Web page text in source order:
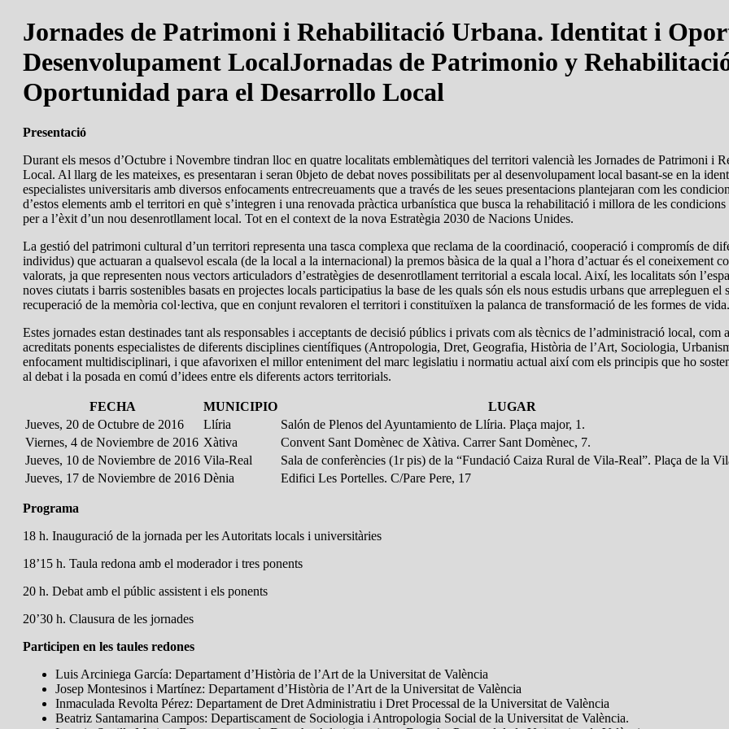
Jornades de Patrimoni i Rehabilitació Urbana. Identitat i
Desenvolupament LocalJornadas de Patrimonio y
Oportunidad para el Desarrollo Local
Presentació
Durant els mesos d’Octubre i Novembre tindran lloc en quatre localitats emblemàtiques del territori valencià les Jornades de Patrimoni
Local. Al llarg de les mateixes, es presentaran i seran 0bjeto de debat noves possibilitats per al desenvolupament local basant-se en la
especialistes universitaris amb diversos enfocaments entrecreuaments que a través de les seues presentacions plantejaran com les
d’estos elements amb el territori en què s’integren i una renovada pràctica urbanística que busca la rehabilitació i millora de les
per a l’èxit d’un nou desenrotllament local. Tot en el context de la nova Estratègia 2030 de Nacions Unides.
La gestió del patrimoni cultural d’un territori representa una tasca complexa que reclama de la coordinació, cooperació i compromís de
individus) que actuaran a qualsevol escala (de la local a la internacional) la premos bàsica de la qual a l’hora d’actuar és el coneixement
valorats, ja que representen nous vectors articuladors d’estratègies de desenrotllament territorial a escala local. Així, les localitats són
noves ciutats i barris sostenibles basats en projectes locals participatius la base de les quals són els nous estudis urbans que arrepleguen
recuperació de la memòria col·lectiva, que en conjunt revaloren el territori i constituïxen la palanca de transformació de les formes de vida.
Estes jornades estan destinades tant als responsables i acceptants de decisió públics i privats com als tècnics de l’administració local,
acreditats ponents especialistes de diferents disciplines científiques (Antropologia, Dret, Geografia, Història de l’Art, Sociologia,
enfocament multidisciplinari, i que afavorixen el millor enteniment del marc legislatiu i normatiu actual així com els principis que ho
al debat i la posada en comú d’idees entre els diferents actors territorials.
FECHA MUNICIPIO
LUGAR
Jueves, 20 de Octubre de 2016
Llíria
Salón de Plenos del Ayuntamiento de Llíria. Plaça major, 1.
Viernes, 4 de Noviembre de 2016 Xàtiva
Convent Sant Domènec de Xàtiva. Carrer Sant Domènec, 7.
Jueves, 10 de Noviembre de 2016 Vila-Real
Sala de conferències (1r pis) de la “Fundació Caiza Rural de Vila-Real”. Plaça de la
Jueves, 17 de Noviembre de 2016 Dènia Edifici Les Portelles. C/Pare Pere, 17
Programa
18 h. Inauguració de la jornada per les Autoritats locals i universitàries
18’15 h. Taula redona amb el moderador i tres ponents
20 h. Debat amb el públic assistent i els ponents
20’30 h. Clausura de les jornades
Participen en les taules redones
Luis Arciniega García: Departament d’Història de l’Art de la Universitat de València
Josep Montesinos i Martínez: Departament d’Història de l’Art de la Universitat de València
Inmaculada Revolta Pérez: Departament de Dret Administratiu i Dret Processal de la Universitat de València
Beatriz Santamarina Campos: Departiscament de Sociologia i Antropologia Social de la Universitat de València.